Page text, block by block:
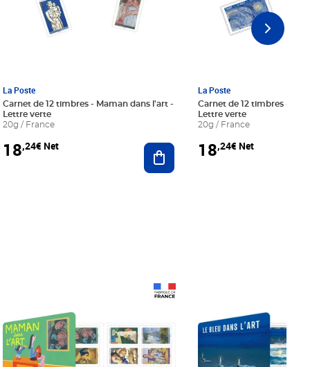
au panier
La Poste
Carnet de 12 timbres - Maman dans l'art -
Lettre verte
20g / France
18,24€ Net Ajouter au panier
La Poste
Carnet de 12 timbres - Le
Lettre verte
20g / France
18,24€ Net